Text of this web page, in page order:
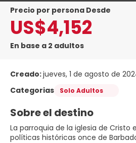
precio por persona Desde
US$4,152
En base a 2 adultos
Creado:jueves, 1 de agosto de
Categorias
Solo Adultos
Sobre el destino
La parroquia de la iglesia de Cristo
políticas históricas once de